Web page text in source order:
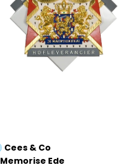
Cees & Co
Memorise Ede